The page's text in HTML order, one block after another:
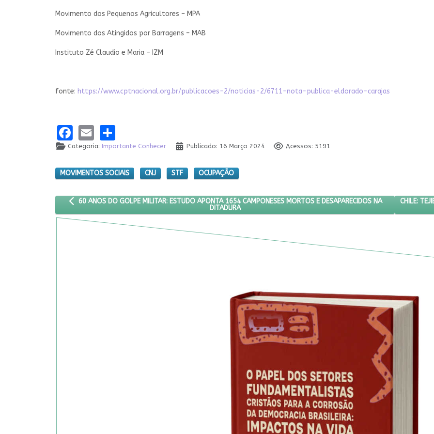
Movimento dos Pequenos Agricultores – MPA
Movimento dos Atingidos por Barragens – MAB
Instituto Zé Claudio e Maria – IZM
fonte: https://www.cptnacional.org.br/publicacoes-2/noticias-2/6711-nota-publica-eldorado-carajas
Facebook
Email
Categoria: Importante Conhecer Publicado: 16 Março 2024 Acessos: 5191
MOVIMENTOS SOCIAIS CNJ STF OCUPAÇÃO
ARTIGO ANTERIOR: 60 ANOS DO GOLPE MILITAR: ESTUDO APONTA 1654 CAMPONESES MORTOS E DESAPARECIDOS NA
60 ANOS DO GOLPE MILITAR: ESTUDO APONTA 1654 CAMPONESES MORTOS E DESAPARECIDOS NA
DITADURA
PRÓXIMO
CHILE: